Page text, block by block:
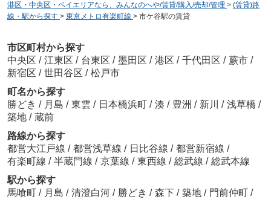
港区・中央区・ベイエリアなら、みんなのへや/賃貸/購入/売却/管理 > (賃貸)路
線・駅から探す > 東京メトロ有楽町線 > 市ケ谷駅の賃貸
市区町村から探す
中央区 / 江東区 / 台東区 / 墨田区 / 港区 / 千代田区 / 蕨市 /
新宿区 / 世田谷区 / 松戸市
町名から探す
勝どき / 月島 / 東雲 / 日本橋浜町 / 湊 / 豊洲 / 新川 / 浅草橋 /
築地 / 蔵前
路線から探す
都営大江戸線 / 都営浅草線 / 日比谷線 / 都営新宿線 /
有楽町線 / 半蔵門線 / 京葉線 / 東西線 / 総武線 / 総武本線
駅から探す
馬喰町 / 月島 / 清澄白河 / 勝どき / 森下 / 築地 / 門前仲町 /